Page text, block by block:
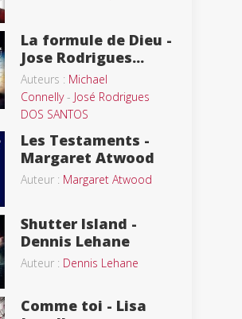
La formule de Dieu -
Jose Rodrigues...
Auteurs : Michael
Connelly- José Rodrigues
DOS SANTOS
Les Testaments -
Margaret Atwood
Auteur : Margaret Atwood
Shutter Island -
Dennis Lehane
Auteur : Dennis Lehane
Comme toi - Lisa